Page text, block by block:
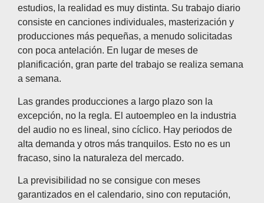
estudios, la realidad es muy distinta. Su trabajo diario
consiste en canciones individuales, masterización y
producciones más pequeñas, a menudo solicitadas
con poca antelación. En lugar de meses de
planificación, gran parte del trabajo se realiza semana
a semana.
Las grandes producciones a largo plazo son la
excepción, no la regla. El autoempleo en la industria
del audio no es lineal, sino cíclico. Hay periodos de
alta demanda y otros más tranquilos. Esto no es un
fracaso, sino la naturaleza del mercado.
La previsibilidad no se consigue con meses
garantizados en el calendario, sino con reputación,